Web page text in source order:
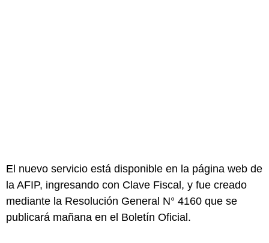
El nuevo servicio está disponible en la página web de
la AFIP, ingresando con Clave Fiscal, y fue creado
mediante la Resolución General N° 4160 que se
publicará mañana en el Boletín Oficial.